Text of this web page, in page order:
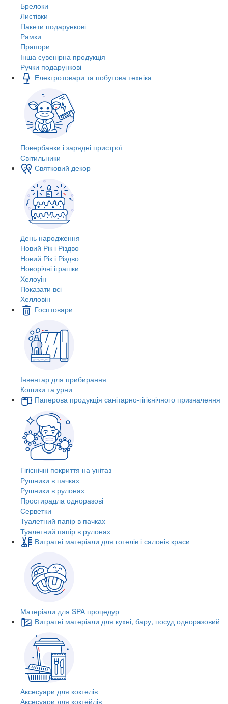
Брелоки
Листівки
Пакети подарункові
Рамки
Прапори
Інша сувенірна продукція
Ручки подарункові
Електротовари та побутова техніка
Повербанки і зарядні пристрої
Світильники
Святковий декор
День народження
Новий Рік і Різдво
Новий Рік і Різдво
Новорічні іграшки
Хелоуін
Показати всі
Хелловін
Госптовари
Інвентар для прибирання
Кошики та урни
Паперова продукція санітарно-гігієнічного призначення
Гігієнічні покриття на унітаз
Рушники в пачках
Рушники в рулонах
Простирадла одноразові
Серветки
Туалетний папір в пачках
Туалетний папір в рулонах
Витратні матеріали для готелів і салонів краси
Матеріали для SPA процедур
Витратні матеріали для кухні, бару, посуд одноразовий
Аксесуари для коктелів
Аксесуари для коктейлів